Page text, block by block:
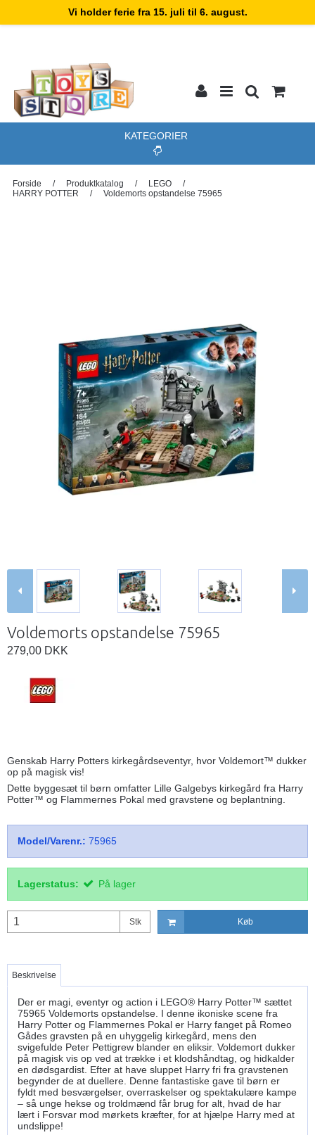
Vi holder ferie fra 15. juli til 6. august.
KATEGORIER
Forside / Produktkatalog / LEGO
/
HARRY POTTER
/ Voldemorts opstandelse 75965
Voldemorts opstandelse 75965
279,00 DKK
Genskab Harry Potters kirkegårdseventyr, hvor Voldemort™ dukker
op på magisk vis!
Dette byggesæt til børn omfatter Lille Galgebys kirkegård fra Harry
Potter™ og Flammernes Pokal med gravstene og beplantning.
Model/Varenr.: 75965
Lagerstatus: På lager
Stk Køb
Beskrivelse
Der er magi, eventyr og action i LEGO® Harry Potter™ sættet
75965 Voldemorts opstandelse. I denne ikoniske scene fra
Harry Potter og Flammernes Pokal er Harry fanget på Romeo
Gådes gravsten på en uhyggelig kirkegård, mens den
svigefulde Peter Pettigrew blander en eliksir. Voldemort dukker
på magisk vis op ved at trække i et klodshåndtag, og hidkalder
en dødsgardist. Efter at have sluppet Harry fri fra gravstenen
begynder de at duellere. Denne fantastiske gave til børn er
fyldt med besværgelser, overraskelser og spektakulære kampe
– så unge hekse og troldmænd får brug for alt, hvad de har
lært i Forsvar mod mørkets kræfter, for at hjælpe Harry med at
undslippe!